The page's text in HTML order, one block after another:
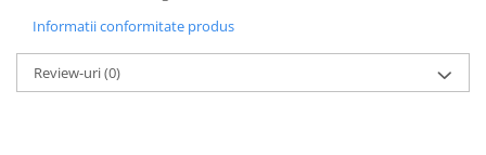
Informatii conformitate produs
Review-uri(0)